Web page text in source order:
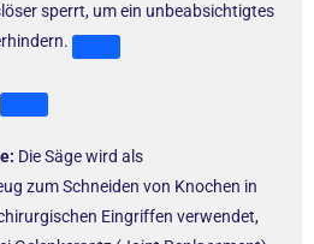
sperrt, um ein unbeabsichtigtes
Die Säge wird als
zum Schneiden von Knochen in
Eingriffen verwendet,